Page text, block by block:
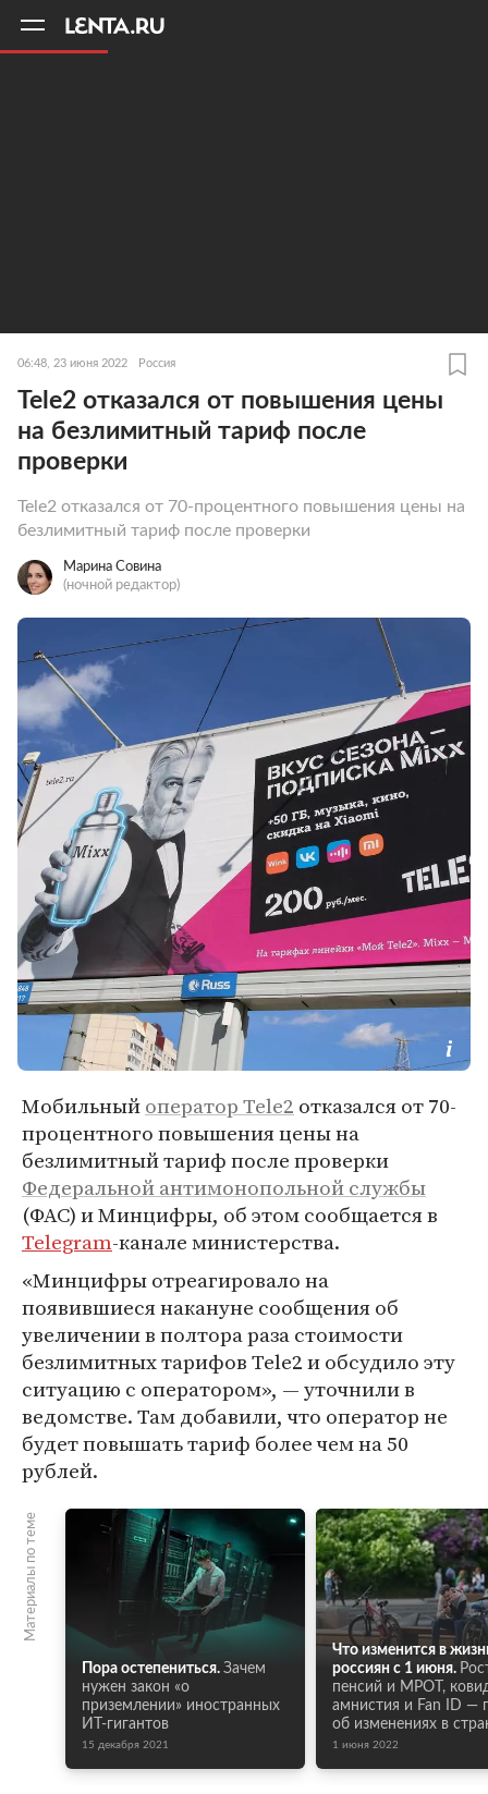
06:48, 23 июня 2022 Россия
Tele2 отказался от повышения цены
на безлимитный тариф после
проверки
Tele2 отказался от 70-процентного повышения цены на
безлимитный тариф после проверки
Марина Совина
(ночной редактор)
Мобильныйоператор Tele2 отказался от 70-
процентного повышения цены на
безлимитный тариф после проверки
Федеральной антимонопольной службы
(ФАС) и Минцифры, об этом сообщается в
Telegram-канале министерства.
«Минцифры отреагировало на
появившиеся накануне сообщения об
увеличении в полтора раза стоимости
безлимитных тарифов Tele2 и обсудило эту
ситуацию с оператором», — уточнили в
ведомстве. Там добавили, что оператор не
будет повышать тариф более чем на 50
рублей.
Материалы по теме
Пора остепениться. Зачем
нужен закон «о
приземлении» иностранных
ИТ-гигантов
15 декабря 2021
Что изменится в
россиян с 1 июня.
пенсий и МРОТ,
амнистия и Fan ID —
об изменениях в
1 июня 2022